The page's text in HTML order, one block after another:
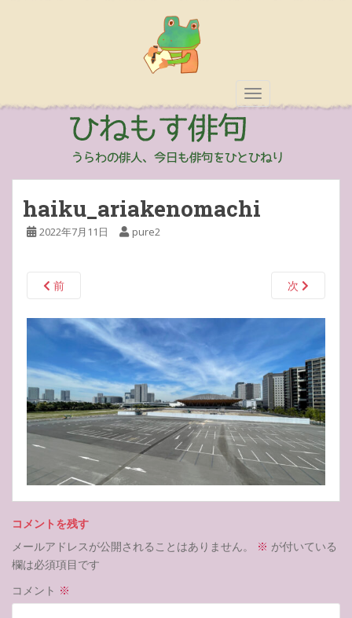
TOGGLE
haiku_ariakenomachi
2022年7月11日 pure2
前 次
コメントを残す
メールアドレスが公開されることはありません。
※ が付いている
欄は必須項目です
コメント ※